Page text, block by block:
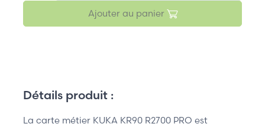
Ajouter au panier
Détails produit :
La carte métier KUKA KR90 R2700 PRO est